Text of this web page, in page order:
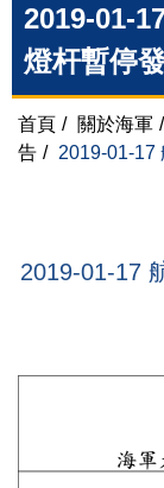
2019-01-
燈杆暫停
首頁 / 關於海軍 /
告 / 2019-01-17
2019-01-17